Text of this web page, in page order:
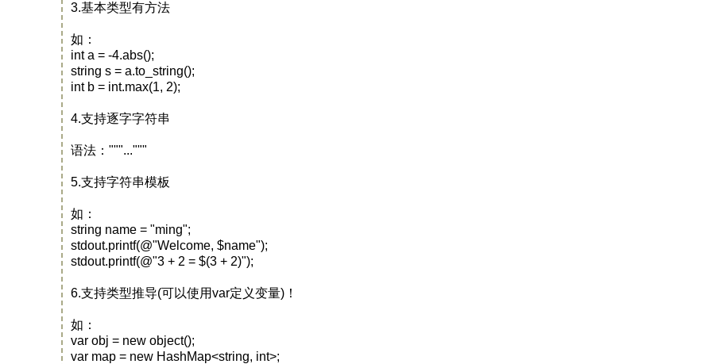
3.基本类型有方法
如：
int a = -4.abs();
string s = a.to_string();
int b = int.max(1, 2);
4.支持逐字字符串
语法："""..."""
5.支持字符串模板
如：
string name = "ming";
stdout.printf(@"Welcome, $name");
stdout.printf(@"3 + 2 = $(3 + 2)");
6.支持类型推导(可以使用var定义变量)！
如：
var obj = new object();
var map = new HashMap<string, int>;